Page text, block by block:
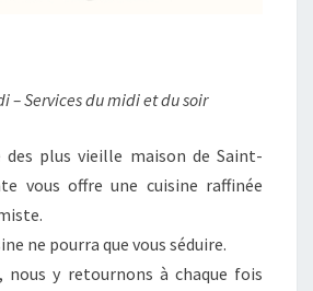
– Services du midi et du soir
plus vieille maison de Saint-
vous offre une cuisine raffinée
ne pourra que vous séduire.
nous y retournons à chaque fois